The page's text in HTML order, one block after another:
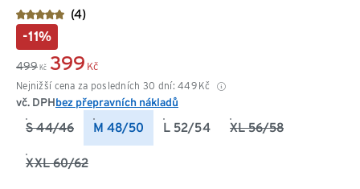
(4)
-11%
499 Kč 399 Kč
Nejnižší cena za posledních 30 dní: 449 Kč
vč. DPHbez přepravních nákladů
S 44/46 M 48/50 L 52/54 XL 56/58
XXL 60/62